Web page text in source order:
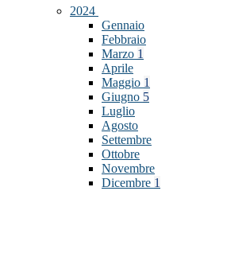
2024
Gennaio
Febbraio
Marzo 1
Aprile
Maggio 1
Giugno 5
Luglio
Agosto
Settembre
Ottobre
Novembre
Dicembre 1